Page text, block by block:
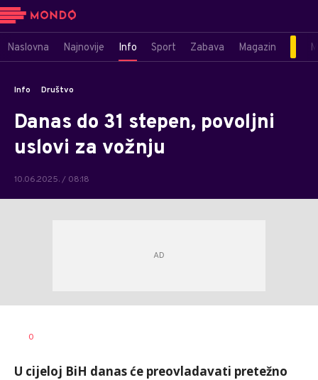
Naslovna Najnovije Info Sport Zabava Magazin
Info Društvo
Danas do 31 stepen, povoljni
uslovi za vožnju
10.06.2025. / 08:18
AUTOR
0
U cijeloj BiH danas će preovladavati pretežno